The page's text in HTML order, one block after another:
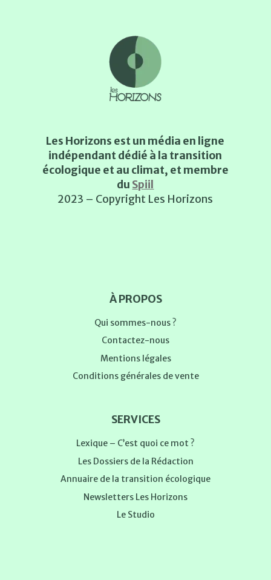
Les Horizons est un média en ligne
indépendant dédié à la transition
écologique et au climat, et membre
du Spiil
2023 – Copyright Les Horizons
À PROPOS
Qui sommes-nous ?
Contactez-nous
Mentions légales
Conditions générales de vente
SERVICES
Lexique – C’est quoi ce mot ?
Les Dossiers de la Rédaction
Annuaire de la transition écologique
Newsletters Les Horizons
Le Studio